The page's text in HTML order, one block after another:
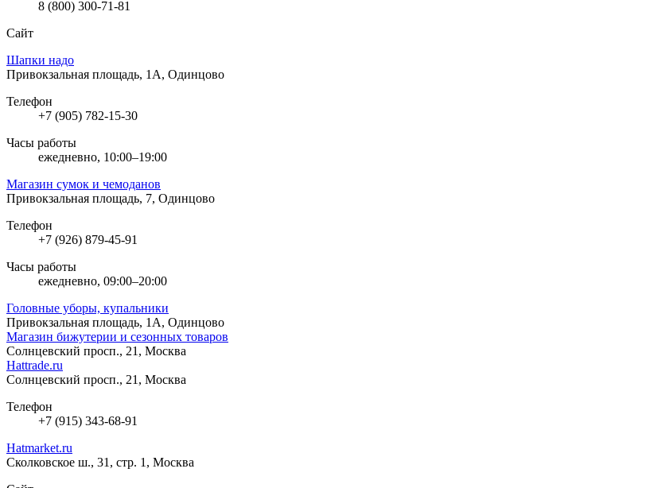
8 (800) 300-71-81
Сайт
Шапки надо
Привокзальная площадь, 1А, Одинцово
Телефон
+7 (905) 782-15-30
Часы работы
ежедневно, 10:00–19:00
Магазин сумок и чемоданов
Привокзальная площадь, 7, Одинцово
Телефон
+7 (926) 879-45-91
Часы работы
ежедневно, 09:00–20:00
Головные уборы, купальники
Привокзальная площадь, 1А, Одинцово
Магазин бижутерии и сезонных товаров
Солнцевский просп., 21, Москва
Hattrade.ru
Солнцевский просп., 21, Москва
Телефон
+7 (915) 343-68-91
Hatmarket.ru
Сколковское ш., 31, стр. 1, Москва